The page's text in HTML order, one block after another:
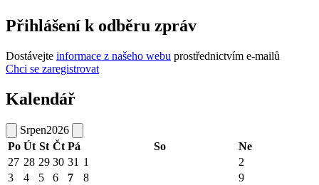
Přihlášení k odběru zpráv
Dostávejte informace z našeho webu prostřednictvím e-mailů
Chci se zaregistrovat
Kalendář
Srpen2026
Po Út St Čt Pá So
Ne
27 28 29 30 31 1
2
3
4 5 6 7 8
9